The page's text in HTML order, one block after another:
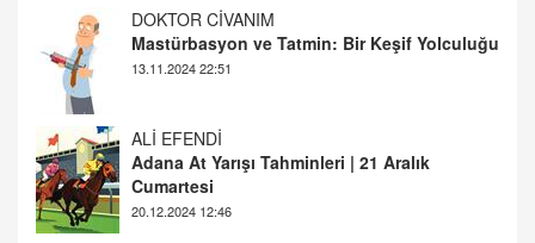
ALİ EFENDİ
Adana At Yarışı Tahminleri | 21 Aralık
Cumartesi
TUTKUNUN PERİSİ
Sağlıklı Bir Cinsel Yaşam ile İlgili Bilinmesi
Gerekenler
08.11.2024 13:16